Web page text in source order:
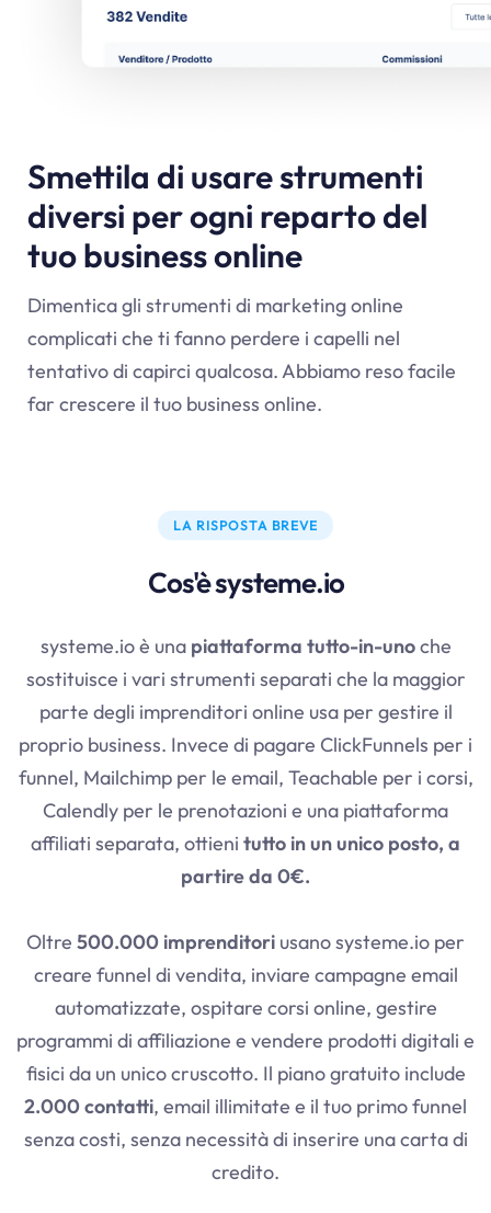
Smettila di usare strumenti
diversi per ogni reparto del
tuo business online
Dimentica gli strumenti di marketing online
complicati che ti fanno perdere i capelli nel
tentativo di capirci qualcosa. Abbiamo reso facile
far crescere il tuo business online.
LA RISPOSTA BREVE
Cos'è systeme.io
systeme.ioè una piattaforma tutto-in-unoche
sostituisce i vari strumenti separati che la maggior
parte degli imprenditori online usa per gestire il
proprio business. Invece di pagare ClickFunnels per i
funnel, Mailchimp per le email, Teachable per i corsi,
Calendly per le prenotazioni e una piattaforma
affiliati separata, ottieni tutto in un unico posto, a
partire da 0€.
Oltre 500.000 imprenditori usanosysteme.io per
creare funnel di vendita, inviare campagne email
automatizzate, ospitare corsi online, gestire
programmi di affiliazione e vendere prodotti digitali e
fisici da un unico cruscotto. Il piano gratuito include
2.000 contatti, email illimitate e il tuo primo funnel
senza costi, senza necessità di inserire una carta di
credito.